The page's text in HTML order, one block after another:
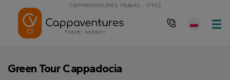
CAPPAVENTURES TRAVEL - 17102
Green Tour Cappadocia